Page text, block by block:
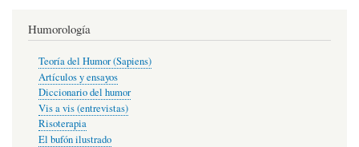
Humorología
Teoría del Humor (Sapiens)
Artículos y ensayos
Diccionario del humor
Vis a vis (entrevistas)
Risoterapia
El bufón ilustrado